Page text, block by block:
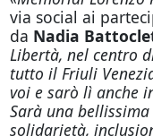
via social ai
da Nadia
Libertà, nel centro
tutto il Friuli
voi e sarò lì anche
Sarà una
solidarietà,